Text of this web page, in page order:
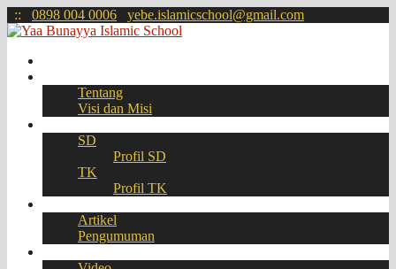
:: 0898 004 0006 yebe.islamicschool@gmail.com
Tentang
Visi dan Misi
SD
Profil SD
TK
Profil TK
Artikel
Pengumuman